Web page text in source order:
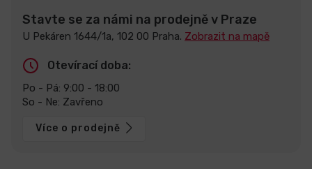
Stavte se za námi na prodejně v Praze
U Pekáren 1644/1a, 102 00 Praha. Zobrazit na mapě
Otevírací doba:
Po - Pá: 9:00 - 18:00
So - Ne: Zavřeno
Více o prodejně